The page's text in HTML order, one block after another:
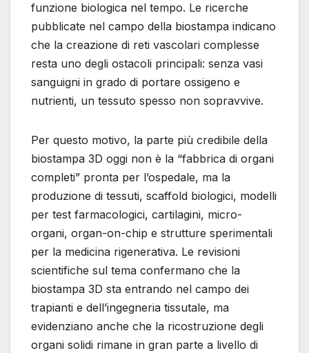
funzione biologica nel tempo. Le ricerche
pubblicate nel campo della biostampa indicano
che la creazione di reti vascolari complesse
resta uno degli ostacoli principali: senza vasi
sanguigni in grado di portare ossigeno e
nutrienti, un tessuto spesso non sopravvive.
Per questo motivo, la parte più credibile della
biostampa 3D oggi non è la “fabbrica di organi
completi” pronta per l’ospedale, ma la
produzione di tessuti, scaffold biologici, modelli
per test farmacologici, cartilagini, micro-
organi, organ-on-chip e strutture sperimentali
per la medicina rigenerativa. Le revisioni
scientifiche sul tema confermano che la
biostampa 3D sta entrando nel campo dei
trapianti e dell’ingegneria tissutale, ma
evidenziano anche che la ricostruzione degli
organi solidi rimane in gran parte a livello di